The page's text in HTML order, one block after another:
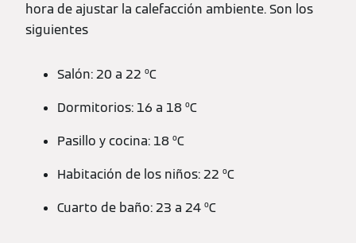
hora de ajustar la calefacción ambiente. Son los
siguientes
Salón: 20 a 22 ºC
Dormitorios: 16 a 18 ºC
Pasillo y cocina: 18 ºC
Habitación de los niños: 22 ºC
Cuarto de baño: 23 a 24 ºC